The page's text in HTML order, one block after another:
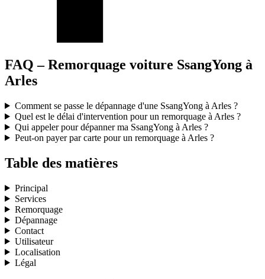
FAQ – Remorquage voiture SsangYong à
Arles
Comment se passe le dépannage d'une SsangYong à Arles ?
Quel est le délai d'intervention pour un remorquage à Arles ?
Qui appeler pour dépanner ma SsangYong à Arles ?
Peut-on payer par carte pour un remorquage à Arles ?
Table des matières
Principal
Services
Remorquage
Dépannage
Contact
Utilisateur
Localisation
Légal